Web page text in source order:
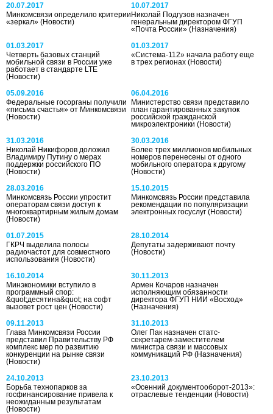
20.07.2017
Минкомсвязи определило критерии
«зеркал» (Новости)
10.07.2017
Николай Подгузов назначен
генеральным директором ФГУП
«Почта России»(Назначения)
01.03.2017
Четверть базовых станций
мобильной связи в России уже
работает в стандарте LTE
(Новости)
01.03.2017
«Система-112» начала работу еще
в трех регионах(Новости)
05.09.2016
Федеральные госорганы получили
«письма счастья» от Минкомсвязи
(Новости)
06.04.2016
Министерство связи представило
план гарантированных закупок
российской гражданской
микроэлектроники(Новости)
31.03.2016
Николай Никифоров доложил
Владимиру Путину о мерах
поддержки российского ПО
(Новости)
30.03.2016
Более трех миллионов мобильных
номеров перенесены от одного
мобильного оператора к другому
(Новости)
28.03.2016
Минкомсвязь России упростит
операторам связи доступ к
многоквартирным жилым домам
(Новости)
15.10.2015
Минкомсвязь России представила
рекомендации по популяризации
электронных госуслуг(Новости)
01.07.2015
ГКРЧ выделила полосы
радиочастот для совместного
использования (Новости)
28.10.2014
Депутаты задерживают почту
(Новости)
16.10.2014
Минэкономики вступило в
программный спор:
&quot;десятина&quot; на софт
вызовет рост цен (Новости)
30.11.2013
Армен Кочаров назначен
исполняющим обязанности
директора ФГУП НИИ «Восход»
(Назначения)
09.11.2013
Глава Минкомсвязи России
представил Правительству РФ
комплекс мер по развитию
конкуренции на рынке связи
(Новости)
31.10.2013
Олег Пак назначен статс-
секретарем-заместителем
министра связи и массовых
коммуникаций РФ(Назначения)
24.10.2013
Борьба технопарков за
госфинансирование привела к
неожиданным результатам
(Новости)
23.10.2013
«Осенний документооборот-2013»:
отраслевые тенденции(Новости)